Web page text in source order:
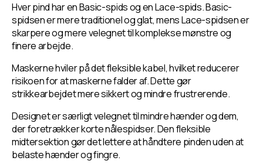
Hver pind har en Basic-spids og en Lace-spids. Basic-
spidsen er mere traditionel og glat, mens Lace-spidsen er
skarpere og mere velegnet til komplekse mønstre og
finere arbejde.
Maskerne hviler på det fleksible kabel, hvilket reducerer
risikoen for at maskerne falder af. Dette gør
strikkearbejdet mere sikkert og mindre frustrerende.
Designet er særligt velegnet til mindre hænder og dem,
der foretrækker korte nålespidser. Den fleksible
midtersektion gør det lettere at håndtere pinden uden at
belaste hænder og fingre.